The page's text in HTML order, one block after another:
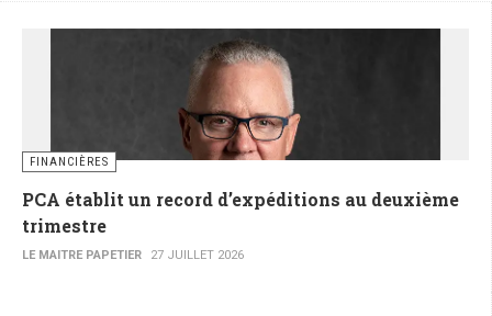
FINANCIÈRES
PCA établit un record d’expéditions au deuxième
trimestre
LE MAITRE PAPETIER 27 JUILLET 2026